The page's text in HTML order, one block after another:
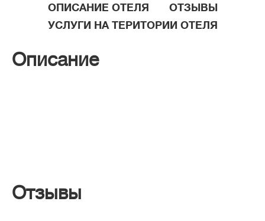
ОПИСАНИЕ ОТЕЛЯ
ОТЗЫВЫ
УСЛУГИ НА ТЕРИТОРИИ ОТЕЛЯ
Описание
Отзывы